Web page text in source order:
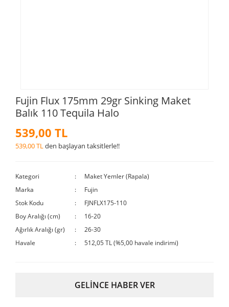
Fujin Flux 175mm 29gr Sinking Maket
Balık 110 Tequila Halo
539,00 TL
539,00 TLden başlayan taksitlerle!!
Kategori
Maket Yemler (Rapala)
Marka
Fujin
Stok Kodu
FJNFLX175-110
Boy Aralığı (cm)
16-20
Ağırlık Aralığı (gr)
26-30
Havale
512,05 TL (%5,00 havale indirimi)
GELİNCE HABER VER